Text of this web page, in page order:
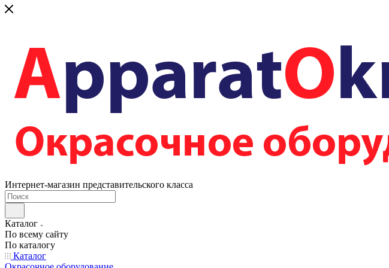
Интернет-магазин представительского класса
Каталог
По всему сайту
По каталогу
Каталог